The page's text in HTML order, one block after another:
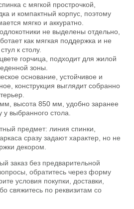
с мягкой прострочкой,
и компактный корпус, поэтому
мягко и аккуратно.
не выделены отдельно,
как мягкая поддержка и не
к столу.
горчица, подходит для жилой
зоны.
основание, устойчивое и
конструкция выглядит собранно
высота 850 мм, удобно заранее
у выбранного стола.
предмет: линия спинки,
сразу задают характер, но не
декором.
заказ без предварительной
обратитесь через форму
условия покупки, доставки,
свяжитесь по реквизитам со